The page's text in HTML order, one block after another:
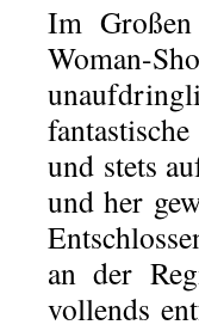
Im
und stets
und her
an der
vollends